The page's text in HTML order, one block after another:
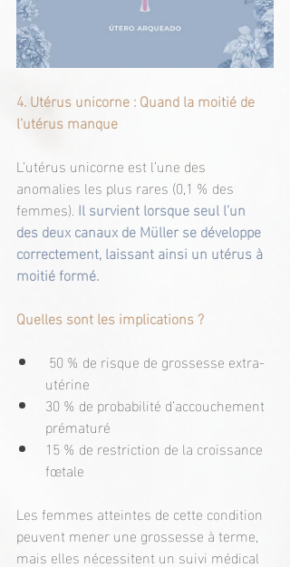
4. Utérus unicorne : Quand la moitié de
l’utérus manque
L’utérus unicorne est l’une des
anomalies les plus rares (0,1 % des
femmes). Il survient lorsque seul l’un
des deux canaux de Müller se développe
correctement, laissant ainsi un utérus à
moitié formé.
Quelles sont les implications ?
50 % de risque de grossesse extra-
utérine
30 % de probabilité d’accouchement
prématuré
15 % de restriction de la croissance
fœtale
Les femmes atteintes de cette condition
peuvent mener une grossesse à terme,
mais elles nécessitent un suivi médical